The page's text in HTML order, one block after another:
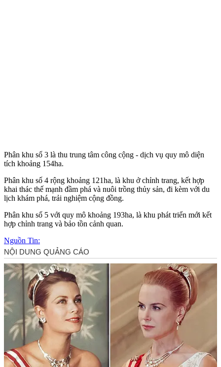
Phân khu số 3 là thu trung tâm công cộng - dịch vụ quy mô diện
tích khoảng 154ha.
Phân khu số 4 rộng khoảng 121ha, là khu ở chỉnh trang, kết hợp
khai thác thế mạnh đầm phá và nuôi trồng thủy sản, đi kèm với du
lịch khám phá, trải nghiệm cộng đồng.
Phân khu số 5 với quy mô khoảng 193ha, là khu phát triển mới kết
hợp chỉnh trang và bảo tồn cảnh quan.
Nguồn Tin: